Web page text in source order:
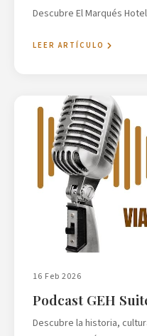
Descubre El Marqués
LEER ARTÍCULO
16 Feb 2026
Podcast GEH
Descubre la historia,